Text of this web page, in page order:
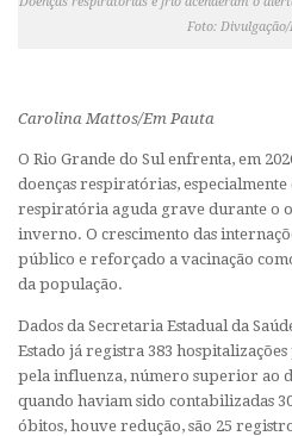
Foto:
Carolina Mattos/Em Pauta
O Rio Grande do Sul enfrenta, em
doenças respiratórias,
respiratória aguda grave durante o
inverno. O crescimento das
público e reforçado a vacinação
da população.
Dados da Secretaria Estadual da
Estado já registra 383
pela influenza, número superior ao
quando haviam sido contabilizadas
óbitos, houve redução, são 25